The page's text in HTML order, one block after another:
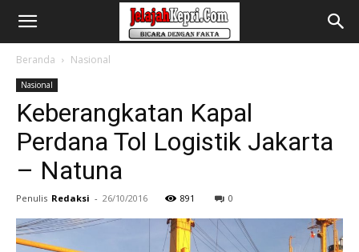
Beranda Nasional
Nasional
Keberangkatan Kapal
Perdana Tol Logistik Jakarta
– Natuna
Penulis Redaksi - 26/10/2016 891 0